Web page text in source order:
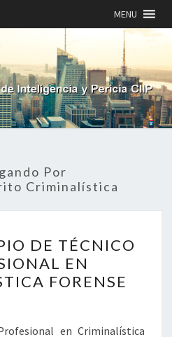
MENU
Por
Criminalística
PROPIO
DE
TÉCNICO
PROFESIONAL
DE TÉCNICO
EN
FORENSE
en Criminalística